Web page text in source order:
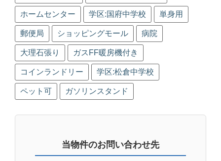
ホームセンター 学区:国府中学校 単身用
郵便局 ショッピングモール 病院
大理石張り ガスFF暖房機付き
コインランドリー 学区:松倉中学校
ペット可 ガソリンスタンド
当物件のお問い合わせ先